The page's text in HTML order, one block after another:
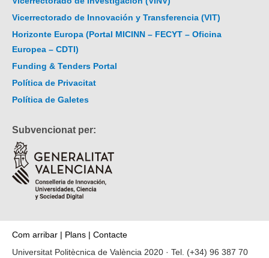
Vicerrectorado de Innovación y Transferencia (VIT)
Horizonte Europa (Portal MICINN – FECYT – Oficina
Europea – CDTI)
Funding & Tenders Portal
Política de Privacitat
Política de Galetes
Subvencionat per:
Com arribar | Plans | Contacte
Universitat Politècnica de València 2020 · Tel. (+34) 96 387 70